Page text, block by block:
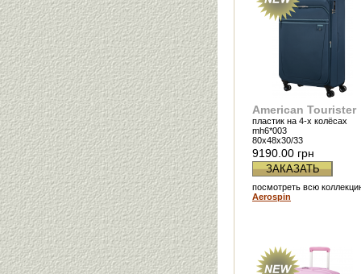
American Tourister
пластик на 4-х колёсах
mh6*003
80x48x30/33
9190.00 грн
ЗАКАЗАТЬ
посмотреть всю
Aerospin